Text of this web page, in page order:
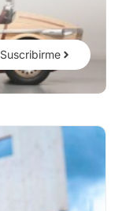
Suscribirme